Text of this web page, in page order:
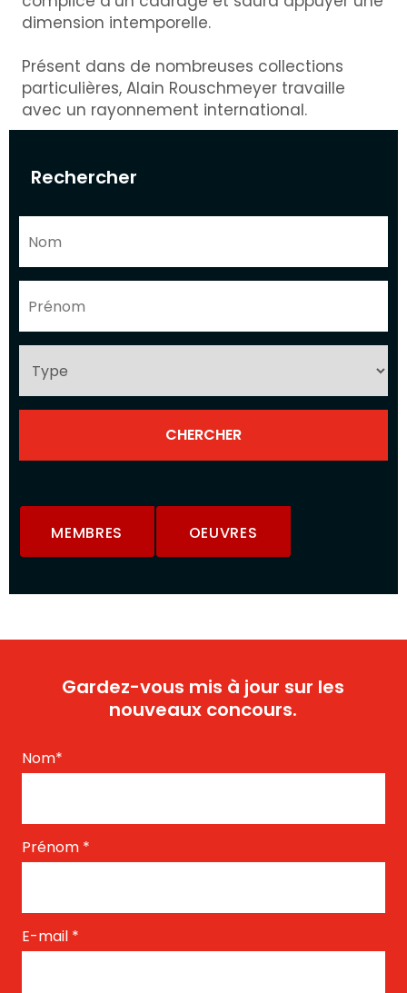
Rechercher
MEMBRES OEUVRES
dimension intemporelle.
Présent dans de nombreuses collections
particulières, Alain Rouschmeyer travaille
avec un rayonnement international.
Gardez-vous mis à jour sur les
nouveaux concours.
Nom*
Prénom *
E-mail *